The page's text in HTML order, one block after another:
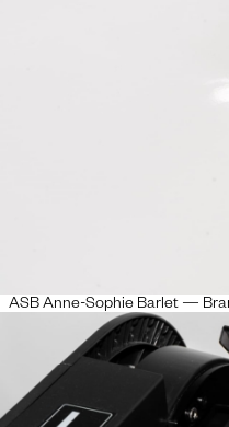
ASB Anne-Sophie Barlet —